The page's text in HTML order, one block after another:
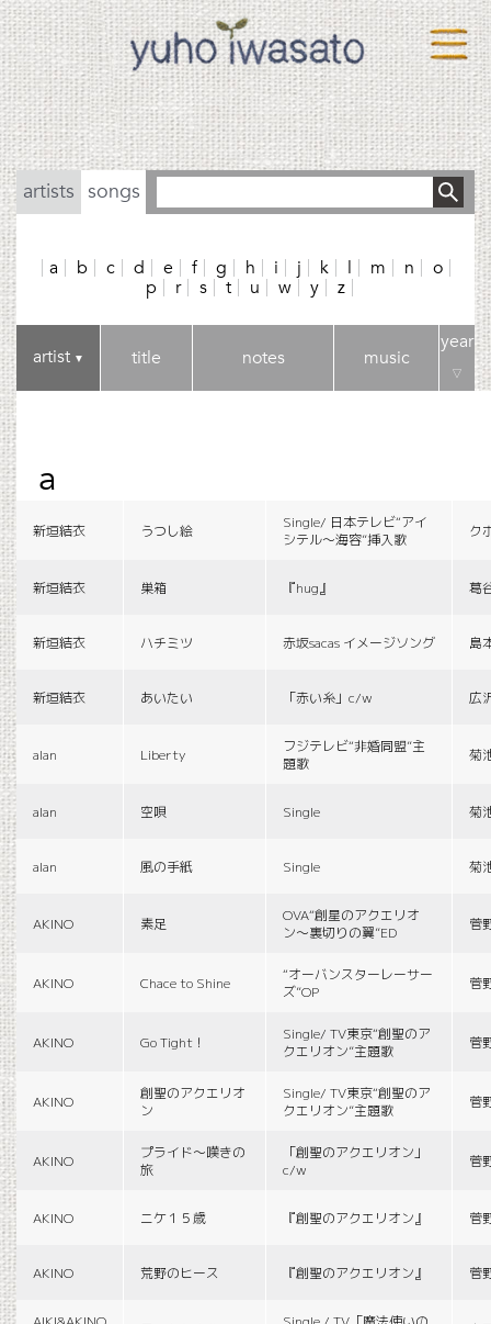
artists songs
a b c d e f g h i j k l m n
o
p
r s t u w y z
artist▼ title notes music
year
▽
a
新垣結衣 うつし絵
Single/ 日本テレビ“アイ
シテル〜海容”挿入歌
ク
新垣結衣 巣箱 『hug』 葛
新垣結衣 ハチミツ 赤坂sacas イメージソング 島
新垣結衣 あいたい 「赤い糸」c/w 広
alan Liberty
フジテレビ“非婚同盟”主
題歌
菊
alan 空唄 Single 菊
alan 風の手紙 Single 菊
AKINO 素足
OVA“創星のアクエリオ
ン〜裏切りの翼”ED
菅
AKINO Chace to Shine
“オーバンスターレーサー
ズ”OP
菅
AKINO Go Tight！
Single/ TV東京“創聖のア
クエリオン”主題歌
菅
AKINO
創聖のアクエリオ
ン
Single/ TV東京“創聖のア
クエリオン”主題歌
菅
AKINO
プライド〜嘆きの
旅
「創聖のアクエリオン」
c/w
菅
AKINO ニケ１５歳 『創聖のアクエリオン』 菅
AKINO 荒野のヒース 『創聖のアクエリオン』 菅